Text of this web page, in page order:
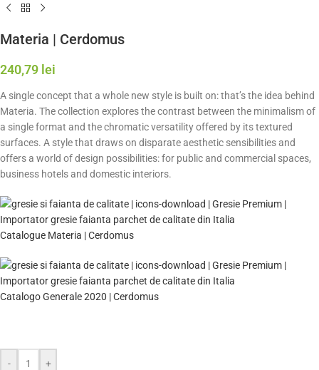
Materia | Cerdomus
240,79 lei
A single concept that a whole new style is built on: that’s the idea behind
Materia. The collection explores the contrast between the minimalism of
a single format and the chromatic versatility offered by its textured
surfaces. A style that draws on disparate aesthetic sensibilities and
offers a world of design possibilities: for public and commercial spaces,
business hotels and domestic interiors.
Catalogue Materia | Cerdomus
Catalogo Generale 2020 | Cerdomus
- +